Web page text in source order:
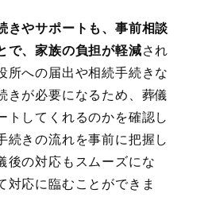
きやサポートも、事前相談
で、家族の負担が軽減され
所への届出や相続手続きな
きが必要になるため、葬儀
トしてくれるのかを確認し
続きの流れを事前に把握し
後の対応もスムーズにな
対応に臨むことができま